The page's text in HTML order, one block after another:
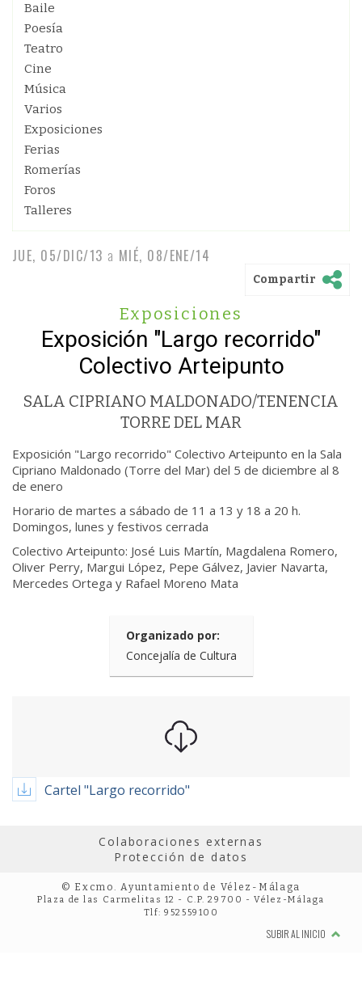
Baile
Poesía
Teatro
Cine
Música
Varios
Exposiciones
Ferias
Romerías
Foros
Talleres
JUE, 05/DIC/13 a MIÉ, 08/ENE/14
Compartir
Exposiciones
Exposición "Largo recorrido"
Colectivo Arteipunto
SALA CIPRIANO MALDONADO/TENENCIA
TORRE DEL MAR
Exposición "Largo recorrido" Colectivo Arteipunto en la Sala
Cipriano Maldonado (Torre del Mar) del 5 de diciembre al 8
de enero
Horario de martes a sábado de 11 a 13 y 18 a 20 h.
Domingos, lunes y festivos cerrada
Colectivo Arteipunto: José Luis Martín, Magdalena Romero,
Oliver Perry, Margui López, Pepe Gálvez, Javier Navarta,
Mercedes Ortega y Rafael Moreno Mata
Organizado por:
Concejalía de Cultura
Cartel "Largo recorrido"
Colaboraciones externas
Protección de datos
© Excmo. Ayuntamiento de Vélez-Málaga
Plaza de las Carmelitas 12 - C.P. 29700 - Vélez-Málaga
Tlf: 952559100
SUBIR AL INICIO